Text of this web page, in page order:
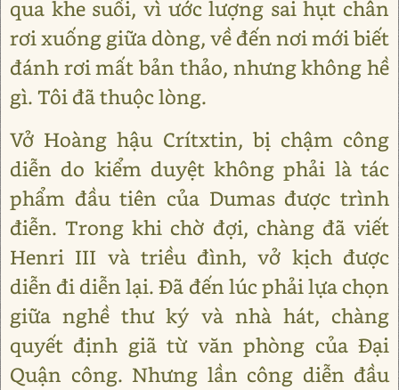
qua khe suối, vì ước lượng sai hụt chân
rơi xuống giữa dòng, về đến nơi mới biết
đánh rơi mất bản thảo, nhưng không hề
gì. Tôi đã thuộc lòng.
Vở Hoàng hậu Crítxtin, bị chậm công
diễn do kiểm duyệt không phải là tác
phẩm đầu tiên của Dumas được trình
điễn. Trong khi chờ đợi, chàng đã viết
Henri III và triều đình, vở kịch được
diễn đi diễn lại. Đã đến lúc phải lựa chọn
giữa nghề thư ký và nhà hát, chàng
quyết định giã từ văn phòng của Đại
Quận công. Nhưng lần công diễn đầu